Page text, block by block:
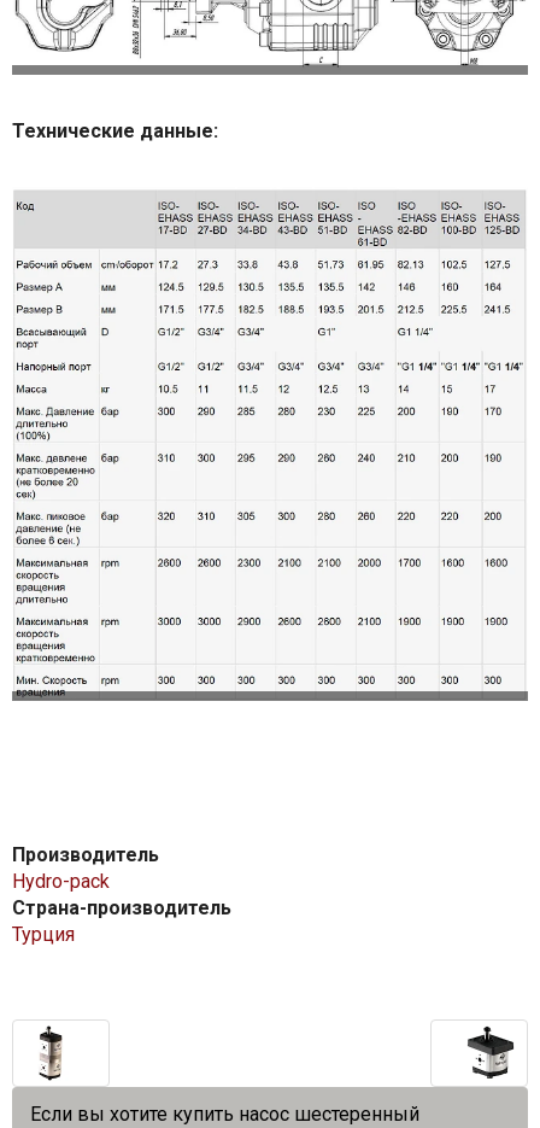
Технические данные:
Производитель
Hydro-pack
Страна-производитель
Турция
Если вы хотите купить насос шестеренный